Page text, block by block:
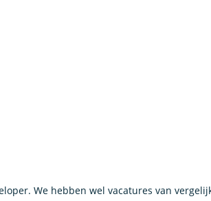
We hebben wel vacatures van